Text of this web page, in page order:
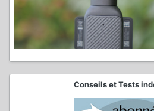
Conseils et Tests